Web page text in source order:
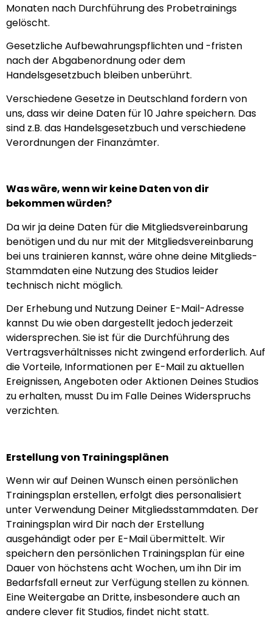
Monaten nach Durchführung des Probetrainings
gelöscht.
Gesetzliche Aufbewahrungspflichten und -fristen
nach der Abgabenordnung oder dem
Handelsgesetzbuch bleiben unberührt.
Verschiedene Gesetze in Deutschland fordern von
uns, dass wir deine Daten für 10 Jahre speichern. Das
sind z.B. das Handelsgesetzbuch und verschiedene
Verordnungen der Finanzämter.
Was wäre, wenn wir keine Daten von dir
bekommen würden?
Da wir ja deine Daten für die Mitgliedsvereinbarung
benötigen und du nur mit der Mitgliedsvereinbarung
bei uns trainieren kannst, wäre ohne deine Mitglieds-
Stammdaten eine Nutzung des Studios leider
technisch nicht möglich.
Der Erhebung und Nutzung Deiner E-Mail-Adresse
kannst Du wie oben dargestellt jedoch jederzeit
widersprechen. Sie ist für die Durchführung des
Vertragsverhältnisses nicht zwingend erforderlich. Auf
die Vorteile, Informationen per E-Mail zu aktuellen
Ereignissen, Angeboten oder Aktionen Deines Studios
zu erhalten, musst Du im Falle Deines Widerspruchs
verzichten.
Erstellung von Trainingsplänen
Wenn wir auf Deinen Wunsch einen persönlichen
Trainingsplan erstellen, erfolgt dies personalisiert
unter Verwendung Deiner Mitgliedsstammdaten. Der
Trainingsplan wird Dir nach der Erstellung
ausgehändigt oder per E-Mail übermittelt. Wir
speichern den persönlichen Trainingsplan für eine
Dauer von höchstens acht Wochen, um ihn Dir im
Bedarfsfall erneut zur Verfügung stellen zu können.
Eine Weitergabe an Dritte, insbesondere auch an
andere clever fit Studios, findet nicht statt.